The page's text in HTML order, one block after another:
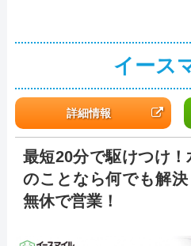
株式会社水道社 記
大一建設株式会社 記
イース
詳細情報
最短20分で駆けつけ
のことなら何でも解
無休で営業！